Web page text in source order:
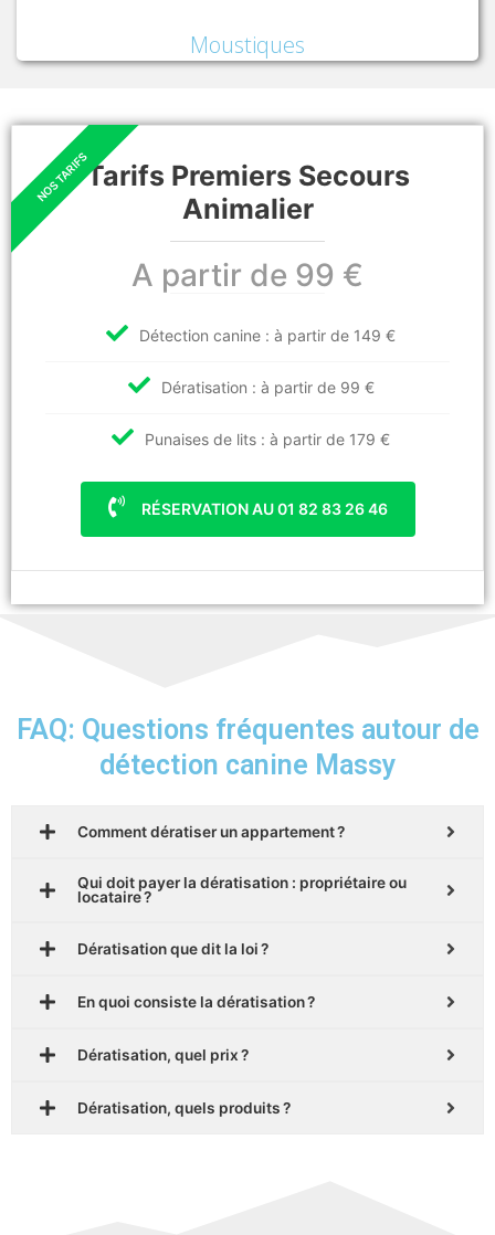
Moustiques
Tarifs Premiers Secours
Animalier
A partir de 99 €
Détection canine : à partir de 149 €
Dératisation : à partir de 99 €
Punaises de lits : à partir de 179 €
RÉSERVATION AU 01 82 83 26 46
FAQ: Questions fréquentes autour de
détection canine Massy
Comment dératiser un appartement ?
Qui doit payer la dératisation : propriétaire ou
locataire ?
Dératisation que dit la loi ?
En quoi consiste la dératisation ?
Dératisation, quel prix ?
Dératisation, quels produits ?